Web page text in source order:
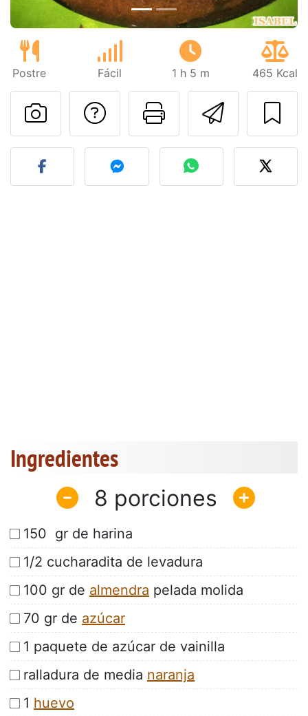
Postre Fácil 1 h 5 m 465 Kcal
Imprimir
Preguntar al autor
Publicar la foto de esta
Ingredientes
8
150 gr de harina
1/2 cucharadita de levadura
100 gr de almendra pelada molida
70 gr de azúcar
1 paquete de azúcar de vainilla
ralladura de media naranja
1 huevo